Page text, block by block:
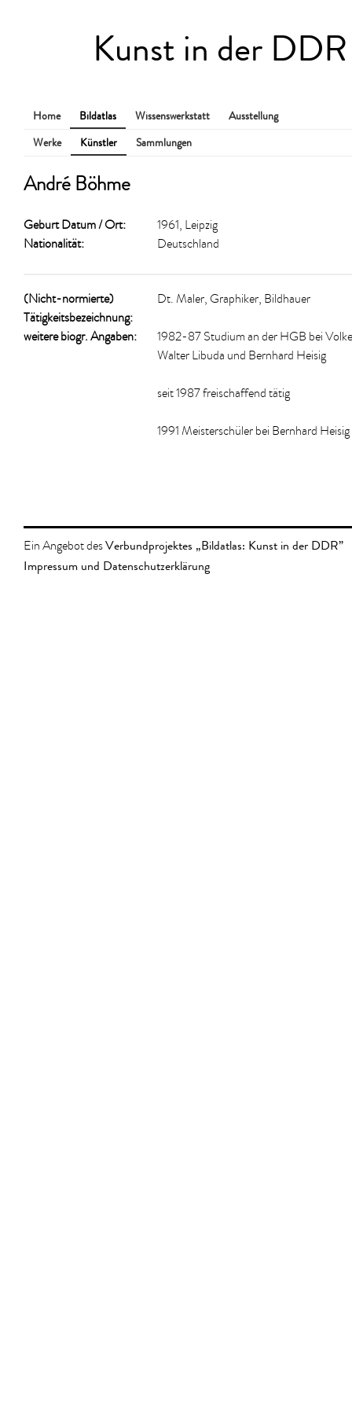
Kunst in der DDR
Home Bildatlas Wissenswerkstatt
Ausstellung
Werke
Künstler Sammlungen
André Böhme
Geburt Datum / Ort:
1961, Leipzig
Nationalität:
Deutschland
(Nicht-normierte)
Tätigkeitsbezeichnung:
Dt. Maler, Graphiker, Bildhauer
weitere biogr. Angaben:
1982-87 Studium an der HGB bei
Walter Libuda und Bernhard Heisig
seit 1987 freischaffend tätig
1991 Meisterschüler bei Bernhard Heisig
Ein Angebot desVerbundprojektes „Bildatlas: Kunst in der DDR”
Impressum und Datenschutzerklärung